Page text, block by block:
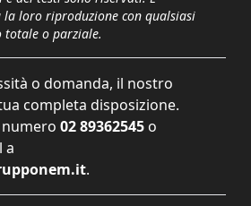
la loro riproduzione con qualsiasi
totale o parziale.
o domanda, il nostro
completa disposizione.
02 89362545 o
a
.